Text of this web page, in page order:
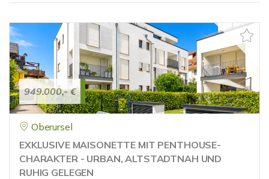
949.000,- €
Oberursel
EXKLUSIVE MAISONETTE MIT PENTHOUSE-
CHARAKTER - URBAN, ALTSTADTNAH UND
RUHIG GELEGEN